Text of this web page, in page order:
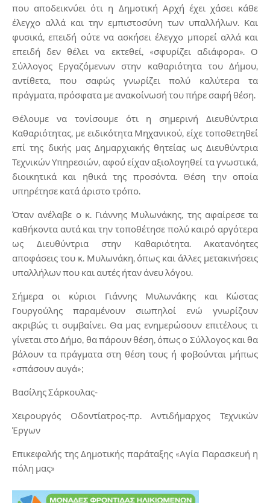
που αποδεικνύει ότι η Δημοτική Αρχή έχει χάσει κάθε
έλεγχο αλλά και την εμπιστοσύνη των υπαλλήλων. Και
φυσικά, επειδή ούτε να ασκήσει έλεγχο μπορεί αλλά και
επειδή δεν θέλει να εκτεθεί, «σφυρίζει αδιάφορα». Ο
Σύλλογος Εργαζόμενων στην καθαριότητα του Δήμου,
αντίθετα, που σαφώς γνωρίζει πολύ καλύτερα τα
πράγματα, πρόσφατα με ανακοίνωσή του πήρε σαφή θέση.
Θέλουμε να τονίσουμε ότι η σημερινή Διευθύντρια
Καθαριότητας, με ειδικότητα Μηχανικού, είχε τοποθετηθεί
επί της δικής μας Δημαρχιακής θητείας ως Διευθύντρια
Τεχνικών Υπηρεσιών, αφού είχαν αξιολογηθεί τα γνωστικά,
διοικητικά και ηθικά της προσόντα. Θέση την οποία
υπηρέτησε κατά άριστο τρόπο.
Όταν ανέλαβε ο κ. Γιάννης Μυλωνάκης, της αφαίρεσε τα
καθήκοντα αυτά και την τοποθέτησε πολύ καιρό αργότερα
ως Διευθύντρια στην Καθαριότητα. Ακατανόητες
αποφάσεις του κ. Μυλωνάκη, όπως και άλλες μετακινήσεις
υπαλλήλων που και αυτές ήταν άνευ λόγου.
Σήμερα οι κύριοι Γιάννης Μυλωνάκης και Κώστας
Γουργούλης παραμένουν σιωπηλοί ενώ γνωρίζουν
ακριβώς τι συμβαίνει. Θα μας ενημερώσουν επιτέλους τι
γίνεται στο Δήμο, θα πάρουν θέση, όπως ο Σύλλογος και θα
βάλουν τα πράγματα στη θέση τους ή φοβούνται μήπως
«σπάσουν αυγά»;
Βασίλης Σάρκουλας-
Χειρουργός Οδοντίατρος-πρ. Αντιδήμαρχος Τεχνικών
Έργων
Επικεφαλής της Δημοτικής παράταξης «Αγία Παρασκευή η
πόλη μας»